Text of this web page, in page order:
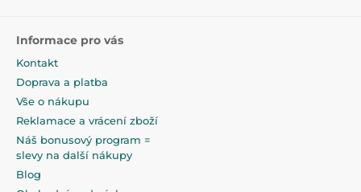
Informace pro vás
Kontakt
Doprava a platba
Vše o nákupu
Reklamace a vrácení zboží
Náš bonusový program =
slevy na další nákupy
Blog